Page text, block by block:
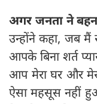
अगर जनता ने बहन
उन्होंने कहा, जब मैं
आपके बिना शर्त
आप मेरा घर और
ऐसा महसूस नहीं